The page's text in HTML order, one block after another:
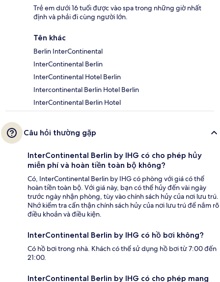
Trẻ em dưới 16 tuổi được vào spa trong những giờ nhất
định và phải đi cùng người lớn.
Tên khác
Berlin InterContinental
InterContinental Berlin
InterContinental Hotel Berlin
Intercontinental Berlin Hotel Berlin
InterContinental Berlin Hotel
Câu hỏi thường gặp
InterContinental Berlin by IHG có cho phép hủy
miễn phí và hoàn tiền toàn bộ không?
Có, InterContinental Berlin by IHG có phòng với giá có thể
hoàn tiền toàn bộ. Với giá này, bạn có thể hủy đến vài ngày
trước ngày nhận phòng, tùy vào chính sách hủy của nơi lưu trú.
Nhớ kiểm tra cẩn thận chính sách hủy của nơi lưu trú để nắm rõ
điều khoản và điều kiện.
InterContinental Berlin by IHG có hồ bơi không?
Có hồ bơi trong nhà. Khách có thể sử dụng hồ bơi từ 7:00 đến
21:00.
InterContinental Berlin by IHG có cho phép mang